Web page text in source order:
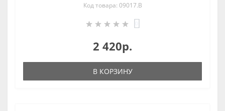
Код товара: 09017.В
2 420р.
В КОРЗИНУ